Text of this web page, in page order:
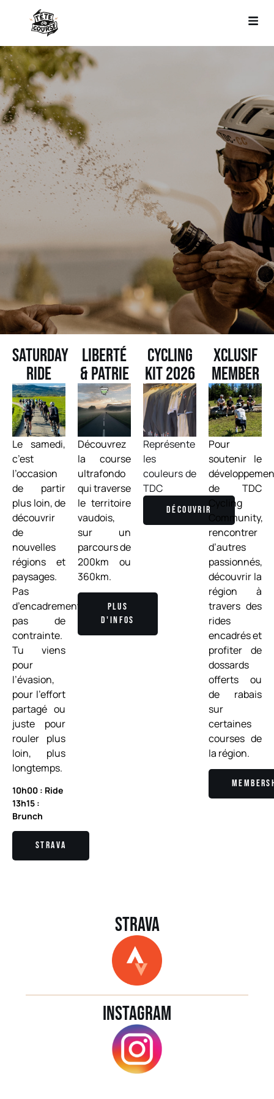
Saturday
ride
Le samedi,
c’est
l’occasion
de partir
plus loin, de
découvrir
de
nouvelles
régions et
paysages.
Pas
d’encadrement,
pas de
contrainte.
Tu viens
pour
l’évasion,
pour l’effort
partagé ou
juste pour
rouler plus
loin, plus
longtemps.
10h00 : Ride
13h15 :
Brunch
Strava
Liberté
& Patrie
Découvrez
la course
ultrafondo
qui traverse
le territoire
vaudois,
sur un
parcours de
200km ou
360km.
Plus
d'infos
Cycling
kit 2026
Représente
les
couleurs de
TDC
Découvrir
Xclusif
Member
Pour
soutenir le
de TDC
Cycling
Community,
rencontrer
d’autres
passionnés,
découvrir la
région à
travers des
rides
encadrés et
profiter de
dossards
offerts ou
de rabais
sur
certaines
courses de
la région.
Strava
Instagram